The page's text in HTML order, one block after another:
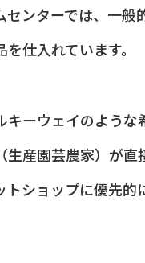
センターでは、一般
仕入れています。
キーウェイのような
生産園芸農家）が直
トショップに優先的